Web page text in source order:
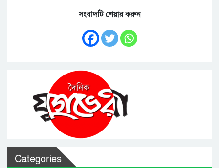
সংবাদটি শেয়ার করুন
Categories